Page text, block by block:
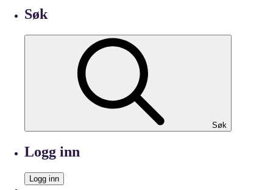
Søk
Søk
Logg inn
Logg inn